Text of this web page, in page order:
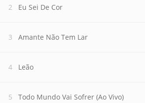
Eu Sei De Cor
Amante Não Tem Lar
Leão
Todo Mundo Vai Sofrer (Ao Vivo)